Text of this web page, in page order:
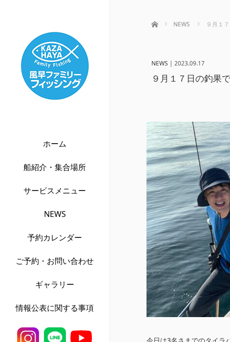
ホーム
船紹介・集合場所
サービスメニュー
NEWS
予約カレンダー
ご予約・お問い合わせ
ギャラリー
情報公表に関する事項
ホーム NEWS ９月１
NEWS | 2023.09.17
９月１７日の釣果